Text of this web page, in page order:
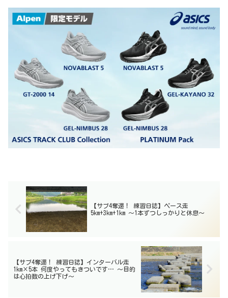
【サブ4奪還！ 練習日誌】ペース走
5km+3km+1km 〜1本ずつしっかりと休息〜
【サブ4奪還！ 練習日誌】インターバル走
1km×5本 何度やってもきついです… 〜目的
は心拍数の上げ下げ〜